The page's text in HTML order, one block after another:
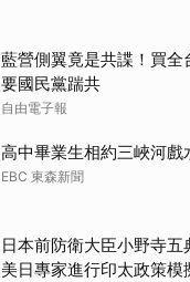
藍營側翼竟是共諜！買全
要國民黨踹共
自由電子報
高中畢業生相約三峽河戲
EBC 東森新聞
日本前防衛大臣小野寺
美日專家進行印太政策模